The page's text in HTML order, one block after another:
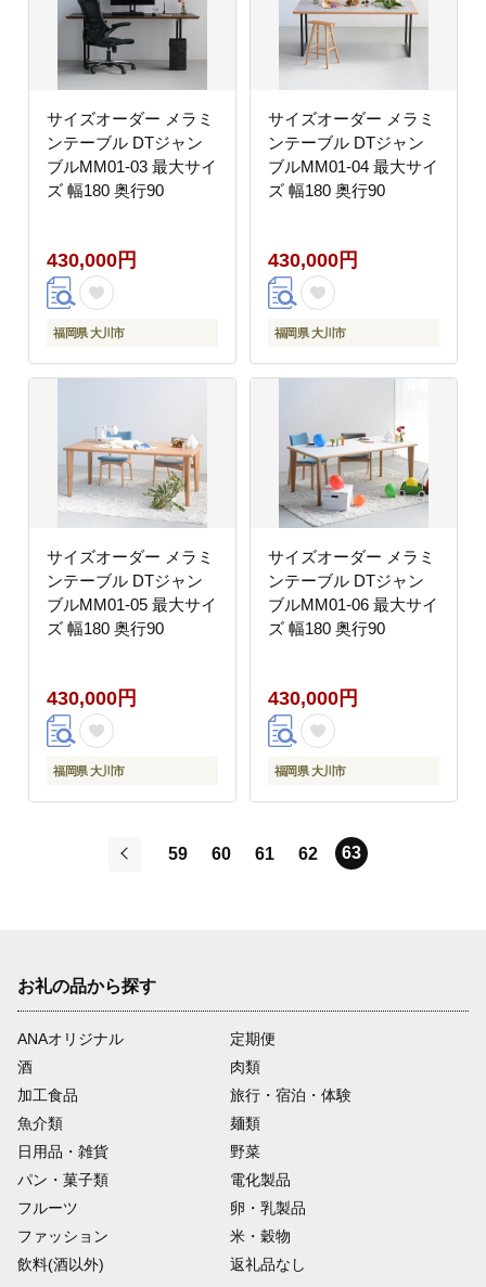
サイズオーダー メラミ
ンテーブル DTジャン
ブルMM01-03 最大サイ
ズ 幅180 奥行90
430,000円
福岡県 大川市
サイズオーダー メラミ
ンテーブル DTジャン
ブルMM01-04 最大サイ
ズ 幅180 奥行90
430,000円
福岡県 大川市
サイズオーダー メラミ
ンテーブル DTジャン
ブルMM01-05 最大サイ
ズ 幅180 奥行90
430,000円
福岡県 大川市
サイズオーダー メラミ
ンテーブル DTジャン
ブルMM01-06 最大サイ
ズ 幅180 奥行90
430,000円
福岡県 大川市
59 60 61 62 63
お礼の品から探す
ANAオリジナル
定期便
酒
肉類
加工食品
旅行・宿泊・体験
魚介類
麺類
日用品・雑貨
野菜
パン・菓子類
電化製品
フルーツ
卵・乳製品
ファッション
米・穀物
飲料(酒以外)
返礼品なし